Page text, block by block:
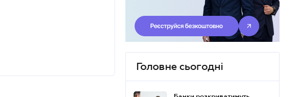
Головне сьогодні